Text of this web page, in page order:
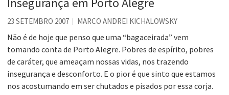
Voto obrigatório é correto?
Se queres salvar o mundo, o veganismo não é a resposta
23 SETEMBRO 2007 MARCO ANDREI KICHALOWSKY
Não é de hoje que penso que uma “bagaceirada” vem
tomando conta de Porto Alegre. Pobres de espírito, pobres
de caráter, que ameaçam nossas vidas, nos trazendo
insegurança e desconforto. E o pior é que sinto que estamos
nos acostumando em ser chutados e pisados por essa corja.